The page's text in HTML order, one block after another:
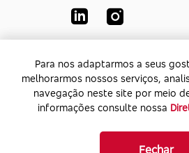
Para nos adaptarmos a seus
melhorarmos nossos serviços,
navegação neste site por meio
informações consulte nossa
Fechar
Bradesco Saúde
CNPJ:92.693.118/
Endereço:
Av. Rio de Janeiro,
Janeiro - Rio de Janeiro -
Para nos adaptarmos a seus
melhorarmos nossos serviços,
navegação neste site por meio
informações consulte nossa
Fechar